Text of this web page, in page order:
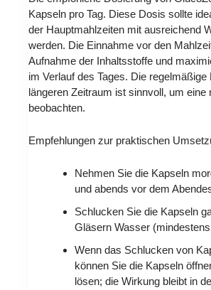
Kapseln pro Tag. Diese Dosis sollte
der Hauptmahlzeiten mit ausreichend
werden. Die Einnahme vor den
Aufnahme der Inhaltsstoffe und
im Verlauf des Tages. Die
längeren Zeitraum ist sinnvoll, um eine
beobachten.
Empfehlungen zur praktischen
Nehmen Sie die Kapseln
und abends vor dem
Schlucken Sie die Kapseln
Gläsern Wasser
Wenn das Schlucken von
können Sie die Kapseln
lösen; die Wirkung bleibt in